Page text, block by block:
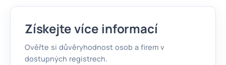
Získejte více informací
Ověřte si důvěryhodnost osob a firem v
dostupných registrech.